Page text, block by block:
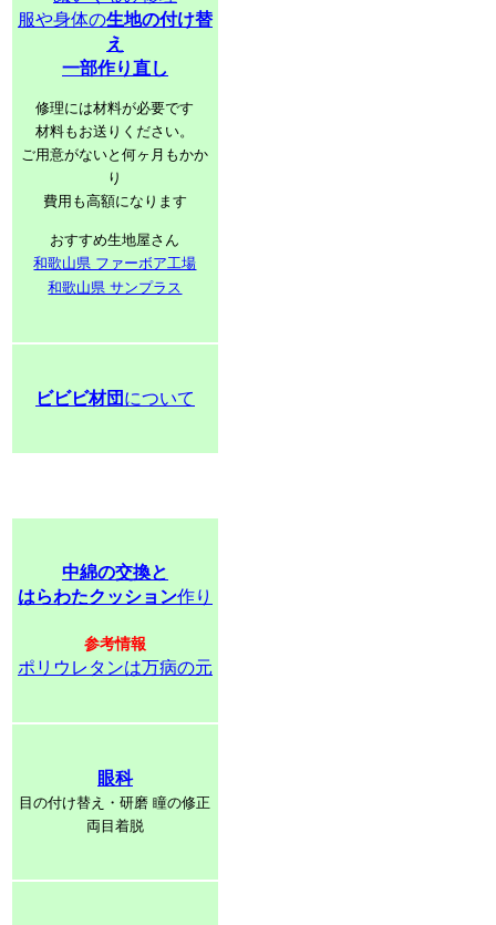
服や身体の生地の付け替
え
一部作り直し
修理には材料が必要です
材料もお送りください。
ご用意がないと何ヶ月もかか
り
費用も高額になります
おすすめ生地屋さん
和歌山県 ファーボア工場
和歌山県 サンプラス
ビビビ材団 について
中綿の交換と
はらわたクッション作り
参考情報
ポリウレタンは万病の元
眼科
目の付け替え・研磨 瞳の修正
両目着脱